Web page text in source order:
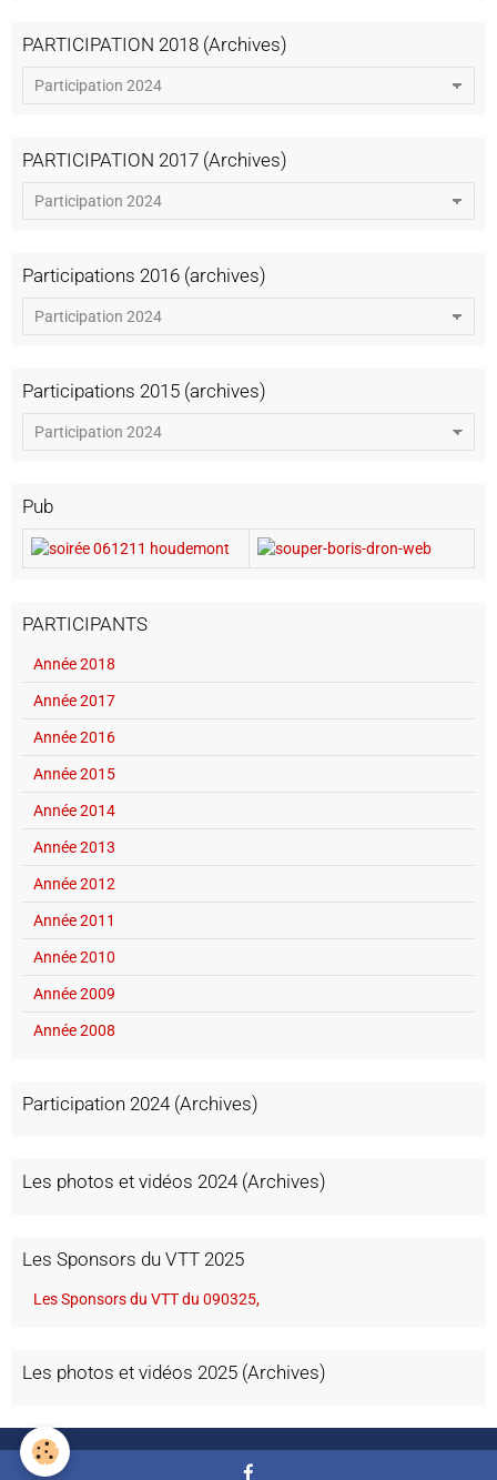
PARTICIPATION 2018 (Archives)
PARTICIPATION 2017 (Archives)
Participations 2016 (archives)
Participations 2015 (archives)
Pub
PARTICIPANTS
Année 2018
Année 2017
Année 2016
Année 2015
Année 2014
Année 2013
Année 2012
Année 2011
Année 2010
Année 2009
Année 2008
Participation 2024 (Archives)
Les photos et vidéos 2024 (Archives)
Les Sponsors du VTT 2025
Les Sponsors du VTT du 090325,
Les photos et vidéos 2025 (Archives)